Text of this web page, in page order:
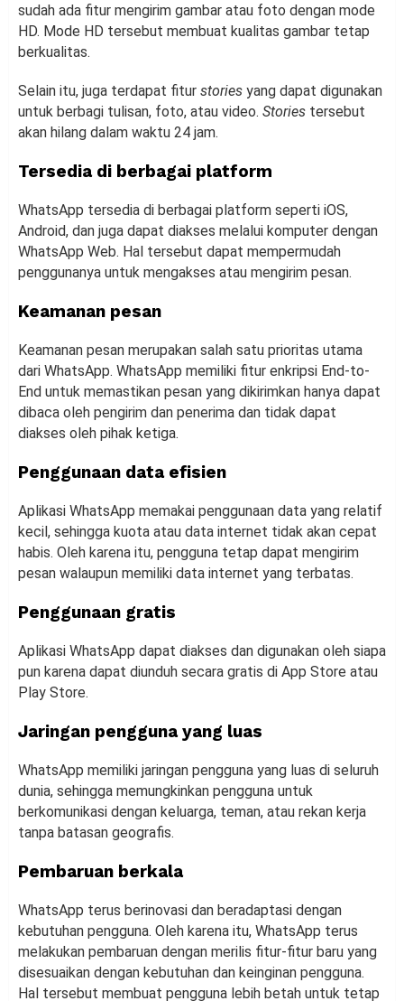
sudah ada fitur mengirim gambar atau foto dengan mode
HD. Mode HD tersebut membuat kualitas gambar tetap
berkualitas.
Selain itu, juga terdapat fitur stories yang dapat digunakan
untuk berbagi tulisan, foto, atau video. Stories tersebut
akan hilang dalam waktu 24 jam.
Tersedia di berbagai platform
WhatsApp tersedia di berbagai platform seperti iOS,
Android, dan juga dapat diakses melalui komputer dengan
WhatsApp Web. Hal tersebut dapat mempermudah
penggunanya untuk mengakses atau mengirim pesan.
Keamanan pesan
Keamanan pesan merupakan salah satu prioritas utama
dari WhatsApp. WhatsApp memiliki fitur enkripsi End-to-
End untuk memastikan pesan yang dikirimkan hanya dapat
dibaca oleh pengirim dan penerima dan tidak dapat
diakses oleh pihak ketiga.
Penggunaan data efisien
Aplikasi WhatsApp memakai penggunaan data yang relatif
kecil, sehingga kuota atau data internet tidak akan cepat
habis. Oleh karena itu, pengguna tetap dapat mengirim
pesan walaupun memiliki data internet yang terbatas.
Penggunaan gratis
Aplikasi WhatsApp dapat diakses dan digunakan oleh siapa
pun karena dapat diunduh secara gratis di App Store atau
Play Store.
Jaringan pengguna yang luas
WhatsApp memiliki jaringan pengguna yang luas di seluruh
dunia, sehingga memungkinkan pengguna untuk
berkomunikasi dengan keluarga, teman, atau rekan kerja
tanpa batasan geografis.
Pembaruan berkala
WhatsApp terus berinovasi dan beradaptasi dengan
kebutuhan pengguna. Oleh karena itu, WhatsApp terus
melakukan pembaruan dengan merilis fitur-fitur baru yang
disesuaikan dengan kebutuhan dan keinginan pengguna.
Hal tersebut membuat pengguna lebih betah untuk tetap